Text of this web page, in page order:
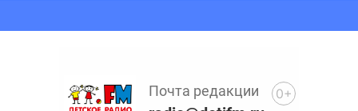
Почта редакции 0+